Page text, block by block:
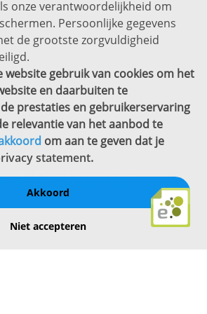
onze verantwoordelijkheid om
Persoonlijke gegevens
de grootste zorgvuldigheid
website gebruik van cookies om het
en daarbuiten te
prestaties en gebruikerservaring
relevantie van het aanbod te
om aan te geven dat je
statement.
Akkoord
Niet accepteren